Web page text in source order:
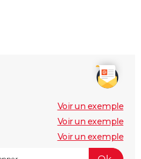
Voir un exemple
Voir un exemple
Voir un exemple